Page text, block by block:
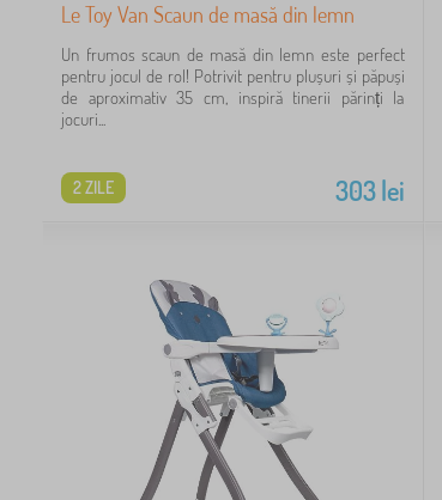
Le Toy Van Scaun de masă din lemn
Un frumos scaun de masă din lemn este perfect
pentru jocul de rol! Potrivit pentru plușuri și păpuși
de aproximativ 35 cm, inspiră tinerii părinți la
jocuri...
303lei
2 ZILE